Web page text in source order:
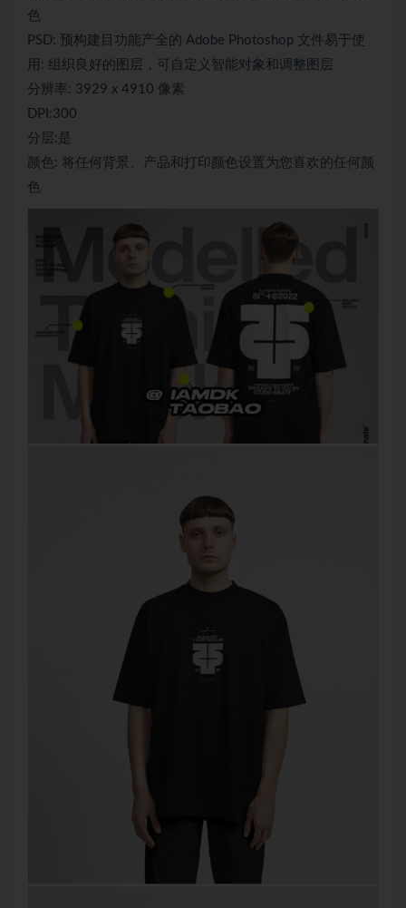
色
PSD: 预构建目功能产全的 Adobe Photoshop 文件易于使
用: 组织良好的图层，可自定义智能对象和调整图层
分辨率: 3929 x 4910 像素
DPI:300
分层:是
颜色: 将任何背景、产品和打印颜色设置为您喜欢的任何颜
色